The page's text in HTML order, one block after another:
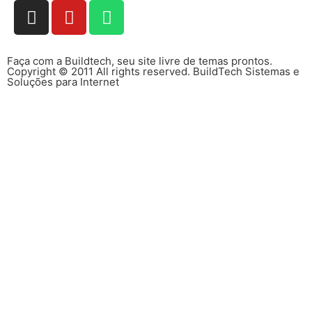
Faça com a Buildtech, seu site livre de temas prontos.
Copyright © 2011 All rights reserved. BuildTech Sistemas e
Soluções para Internet